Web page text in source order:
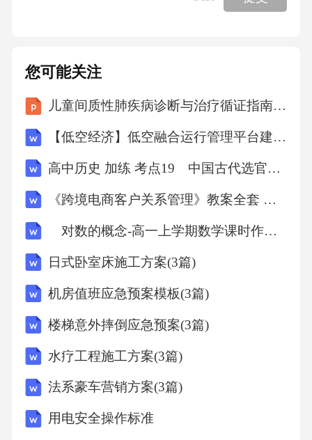
爱本职工作;敬业就是要用一种恭敬严肃的态度
对待自己的工作，敬业可分为两个层次，即功
利的层次和道德的层次。爱岗敬业作为最基本
遍要求。爱岗与敬业在职场生活中是辩证统一
的。故选C。
0中，新建幻灯片的默认版式为（）
A、空白
B、文字加内容
您可能关注
儿童间质性肺疾病诊断与治疗循证指南（2026）解读课件
【低空经济】低空融合运行管理平台建设项目方案
高中历史 加练 考点19 中国古代选官制度的变革
《跨境电商客户关系管理》教案全套 朱秀敏 项目1-7 初识跨境电商客户关系管理 - 跨境电商客户关系管理实践
对数的概念-高一上学期数学课时作业人教版A版（含解析）
日式卧室床施工方案(3篇)
机房值班应急预案模板(3篇)
楼梯意外摔倒应急预案(3篇)
水疗工程施工方案(3篇)
法系豪车营销方案(3篇)
用电安全操作标准